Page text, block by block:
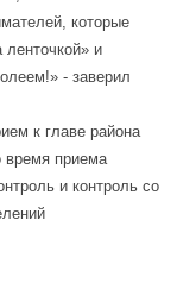
которые
ленточкой» и
- заверил
к главе района
время приема
и контроль со